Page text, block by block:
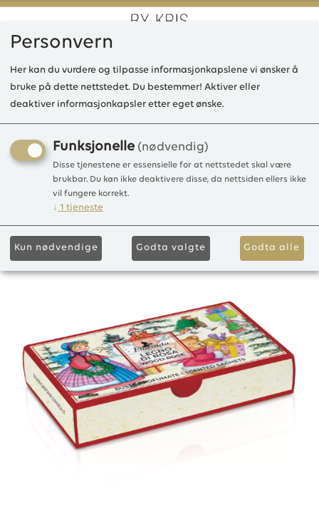
0
LD Christmas Col. Gavesett
3 Duftposer Legno di
rosa/Rose Wood
Duftposer 3 stk.
Personvern
Her kan du vurdere og tilpasse informasjonkapslene vi ønsker å
bruke på dette nettstedet. Du bestemmer! Aktiver eller
deaktiver informasjonkapsler etter eget ønske.
Funksjonelle (nødvendig)
Disse tjenestene er essensielle for at nettstedet skal være
brukbar. Du kan ikke deaktivere disse, da nettsiden ellers ikke
vil fungere korrekt.
↓ 1 tjeneste
Kun nødvendige Godta valgte Godta alle